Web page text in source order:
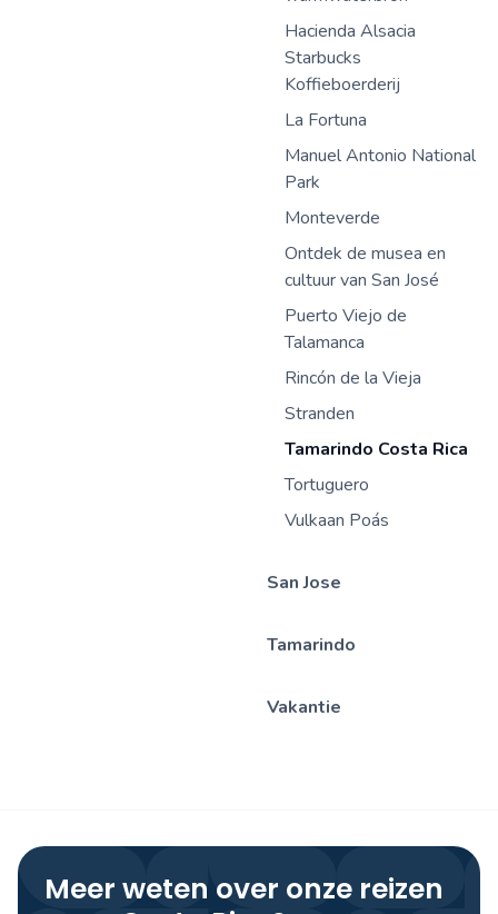
Hacienda Alsacia
Starbucks
Koffieboerderij
La Fortuna
Manuel Antonio National
Park
Monteverde
Ontdek de musea en
cultuur van San José
Puerto Viejo de
Talamanca
Rincón de la Vieja
Stranden
Tamarindo Costa Rica
Tortuguero
Vulkaan Poás
San Jose
Tamarindo
Vakantie
Meer weten over onze reizen